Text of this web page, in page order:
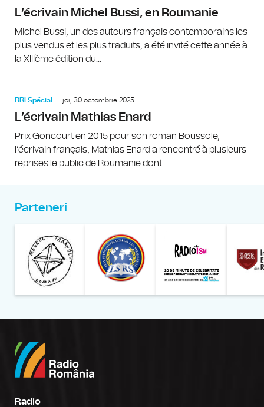
L’écrivain Michel Bussi, en Roumanie
Michel Bussi, un des auteurs français contemporains les
plus vendus et les plus traduits, a été invité cette année à
la XIIIème édition du...
RRI Spécial joi, 30 octombrie 2025
L’écrivain Mathias Enard
Prix Goncourt en 2015 pour son roman Boussole,
l’écrivain français, Mathias Enard a rencontré à plusieurs
reprises le public de Roumanie dont...
Parteneri
Radio